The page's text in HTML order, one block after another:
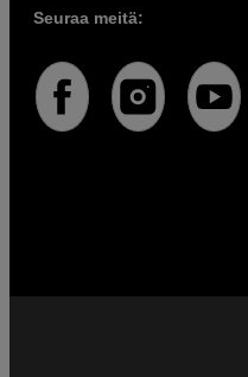
Seuraa meitä: